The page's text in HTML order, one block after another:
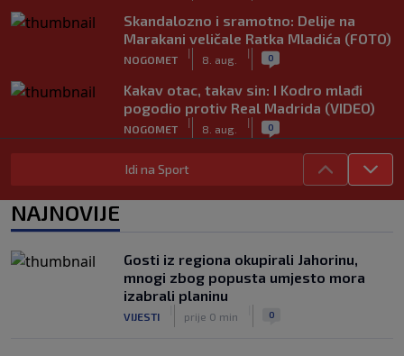
Skandalozno i sramotno: Delije na
Marakani veličale Ratka Mladića (FOTO)
NOGOMET
|
8. aug.
| 0
Kakav otac, takav sin: I Kodro mlađi
pogodio protiv Real Madrida (VIDEO)
NOGOMET
|
8. aug.
| 0
Sudija dosjetljivim komentarom
nasmijao publiku nakon žalbe tenisera
nasrnuo na gostujuće fudbalere
(VIDEO)
NOGOMET
|
8. aug.
Idi na Sport
NAJNOVIJE
Gosti iz regiona okupirali Jahorinu,
mnogi zbog popusta umjesto mora
izabrali planinu
VIJESTI prije 0 min 0